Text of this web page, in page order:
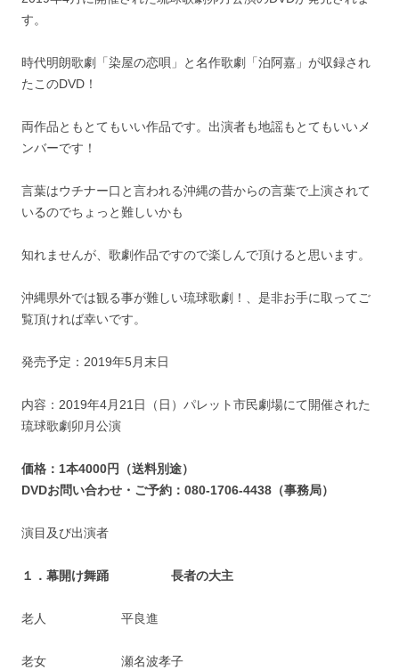
す。
時代明朗歌劇「染屋の恋唄」と名作歌劇「泊阿嘉」が収録され
たこのDVD！
両作品ともとてもいい作品です。出演者も地謡もとてもいいメ
ンバーです！
言葉はウチナー口と言われる沖縄の昔からの言葉で上演されて
いるのでちょっと難しいかも
知れませんが、歌劇作品ですので楽しんで頂けると思います。
沖縄県外では観る事が難しい琉球歌劇！、是非お手に取ってご
覧頂ければ幸いです。
発売予定：2019年5月末日
内容：2019年4月21日（日）パレット市民劇場にて開催された
琉球歌劇卯月公演
価格：1本4000円（送料別途）
DVDお問い合わせ・ご予約：080-1706-4438（事務局）
演目及び出演者
１．幕開け舞踊 長者の大主
老人 平良進
老女 瀬名波孝子